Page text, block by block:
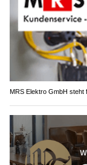
MRS Elektro GmbH steht